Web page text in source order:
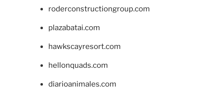
roderconstructiongroup.com
plazabatai.com
hawkscayresort.com
hellonquads.com
diarioanimales.com